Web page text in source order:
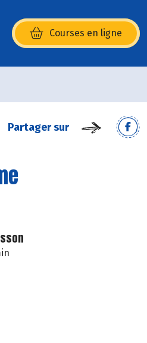
Courses en ligne
(s’ouvre dans une nouvelle
Partager sur